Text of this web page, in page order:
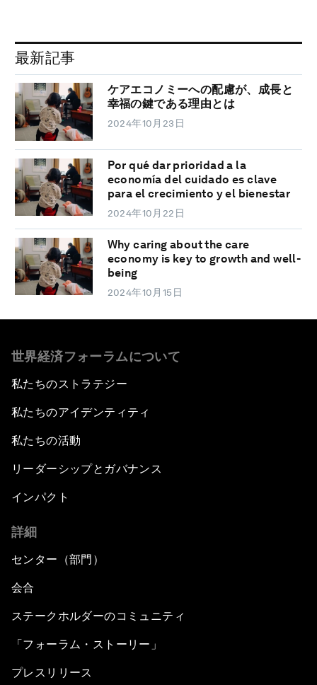
最新記事
ケアエコノミーへの配慮が、成長と
幸福の鍵である理由とは
2024年10月23日
Por qué dar prioridad a la
economía del cuidado es clave
para el crecimiento y el bienestar
2024年10月22日
Why caring about the care
economy is key to growth and well-
being
2024年10月15日
世界経済フォーラムについて
私たちのストラテジー
私たちのアイデンティティ
私たちの活動
リーダーシップとガバナンス
インパクト
詳細
センター（部門）
会合
ステークホルダーのコミュニティ
「フォーラム・ストーリー」
プレスリリース